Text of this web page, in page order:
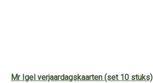
Mr Igel verjaardagskaarten (set 10 stuks)